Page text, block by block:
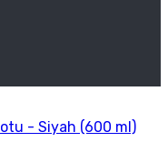
- Siyah (600 ml)